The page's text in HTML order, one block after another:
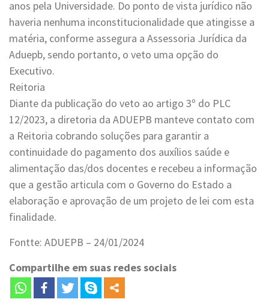
anos pela Universidade. Do ponto de vista jurídico não
haveria nenhuma inconstitucionalidade que atingisse a
matéria, conforme assegura a Assessoria Jurídica da
Aduepb, sendo portanto, o veto uma opção do
Executivo.
Reitoria
Diante da publicação do veto ao artigo 3º do PLC
12/2023, a diretoria da ADUEPB manteve contato com
a Reitoria cobrando soluções para garantir a
continuidade do pagamento dos auxílios saúde e
alimentação das/dos docentes e recebeu a informação
que a gestão articula com o Governo do Estado a
elaboração e aprovação de um projeto de lei com esta
finalidade.
Fontte: ADUEPB – 24/01/2024
Compartilhe em suas redes sociais